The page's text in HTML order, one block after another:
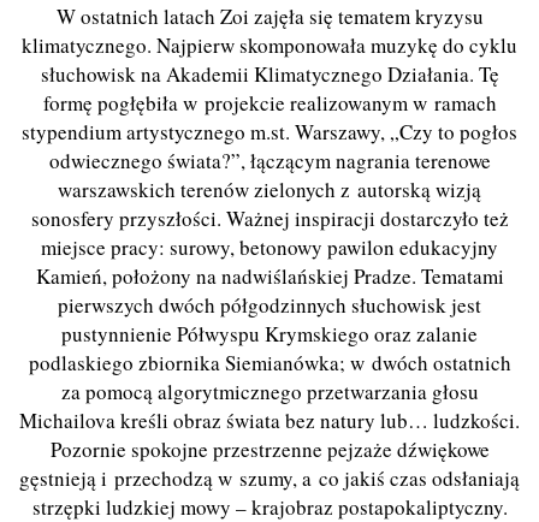
W ostatnich latach Zoi zajęła się tematem kryzysu
klimatycznego. Najpierw skomponowała muzykę do cyklu
słuchowisk na Akademii Klimatycznego Działania. Tę
formę pogłębiła w projekcie realizowanym w ramach
stypendium artystycznego m.st. Warszawy, „Czy to pogłos
odwiecznego świata?”, łączącym nagrania terenowe
warszawskich terenów zielonych z autorską wizją
sonosfery przyszłości. Ważnej inspiracji dostarczyło też
miejsce pracy: surowy, betonowy pawilon edukacyjny
Kamień, położony na nadwiślańskiej Pradze. Tematami
pierwszych dwóch półgodzinnych słuchowisk jest
pustynnienie Półwyspu Krymskiego oraz zalanie
podlaskiego zbiornika Siemianówka; w dwóch ostatnich
za pomocą algorytmicznego przetwarzania głosu
Michailova kreśli obraz świata bez natury lub… ludzkości.
Pozornie spokojne przestrzenne pejzaże dźwiękowe
gęstnieją i przechodzą w szumy, a co jakiś czas odsłaniają
strzępki ludzkiej mowy – krajobraz postapokaliptyczny.